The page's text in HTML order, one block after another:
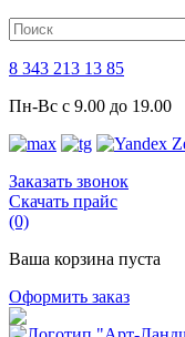
8 343 213 13 85
Пн-Вс с 9.00 до 19.00
Заказать звонок
Скачать прайс
(0)
Ваша корзина пуста
Оформить заказ